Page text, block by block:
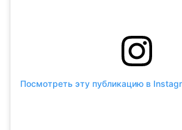
Посмотреть эту публикацию в